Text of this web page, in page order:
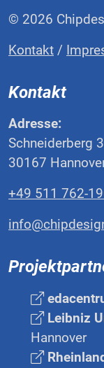
© 2026
Kontakt /
Kontakt
Adresse:
Schneiderberg
30167
+49 511 762-
Leibniz
Hannover